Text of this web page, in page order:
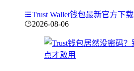
Trust Wallet钱包最新官方下载
2026-08-06